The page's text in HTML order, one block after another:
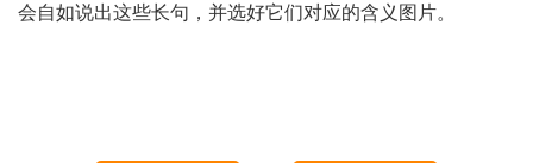
会自如说出这些长句，并选好它们对应的含义图片。